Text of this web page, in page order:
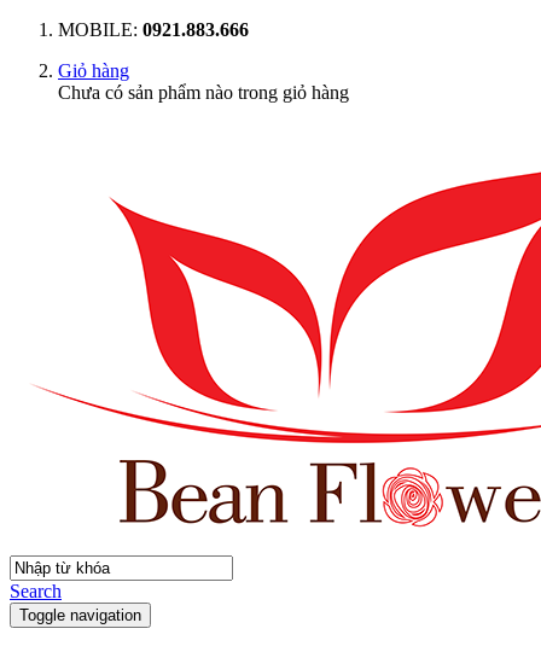
MOBILE: 0921.883.666
Giỏ hàng
Chưa có sản phẩm nào trong giỏ hàng
Search
Toggle navigation